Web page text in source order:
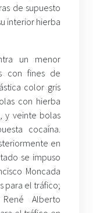
de supuesto
interior hierba
un menor
con fines de
color gris
con hierba
y veinte bolas
cocaína.
en
se impuso
Moncada
para el tráfico;
Alberto